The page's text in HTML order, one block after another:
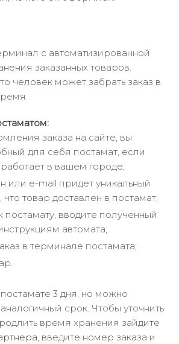
с автоматизированной
заказанных товаров.
человек может забрать заказ в
заказа на сайте, вы
для себя постамат, если
в вашем городе;
или e-mail придет уникальный
что товар доставлен в постамат;
постамату, вводите полученный
автомата;
в терминале постамата;
3 дня, но можно
срок. Чтобы уточнить
время хранения зайдите
, введите номер заказа и